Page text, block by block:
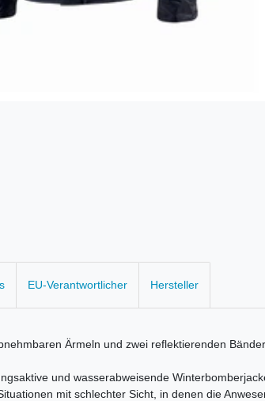
EU-Verantwortlicher Hersteller
Ärmeln und zwei reflektierenden
und wasserabweisende
mit schlechter Sicht, in denen die